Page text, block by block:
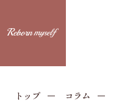
トップ コラム